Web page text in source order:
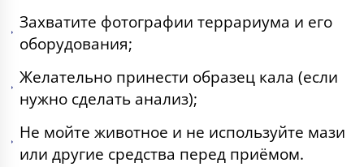
Захватите фотографии террариума и его
оборудования;
Желательно принести образец кала (если
нужно сделать анализ);
Не мойте животное и не используйте мази
или другие средства перед приёмом.